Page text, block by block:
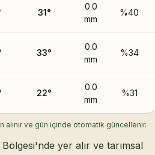
31°
0.0
mm
%40
33°
0.0
mm
%34
22°
0.0
mm
%31
alınır ve gün içinde otomatik güncellenir.
yer alır ve tarımsal